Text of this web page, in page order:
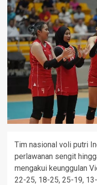
Tim nasional voli putri
perlawanan sengit
mengakui keunggulan
22-25, 18-25, 25-19,